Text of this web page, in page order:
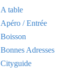
A table
Apéro / Entrée
Boisson
Bonnes Adresses
Cityguide